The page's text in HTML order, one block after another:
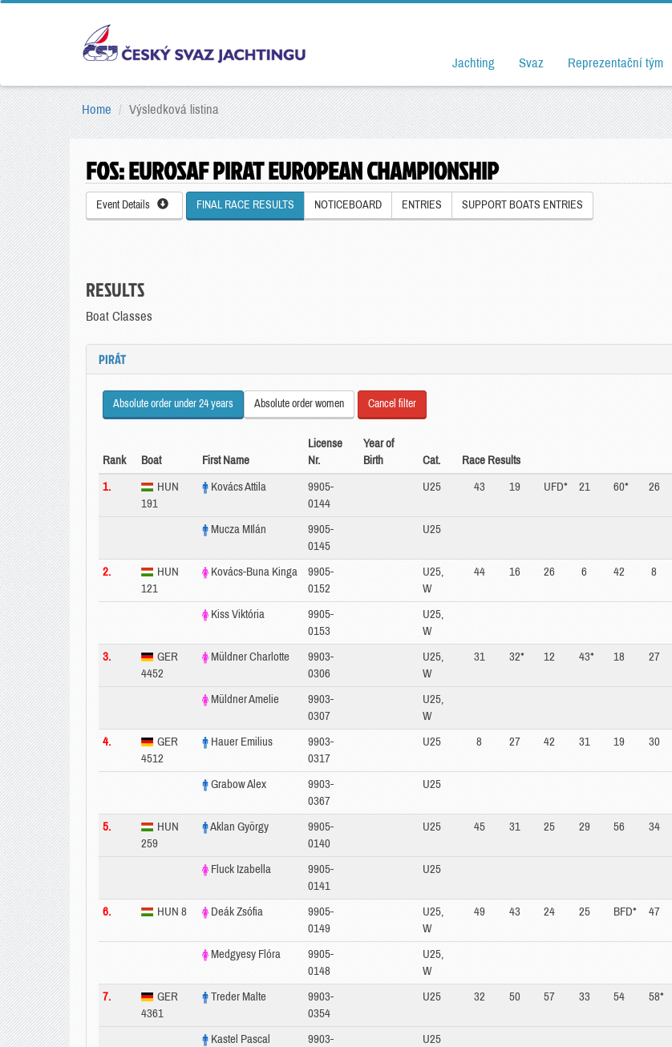
Jachting Svaz Reprezentační tým
Home Výsledková listina
FOS: EUROSAF PIRAT EUROPEAN CHAMPIONSHIP
Event Details FINAL RACE RESULTS NOTICEBOARD ENTRIES SUPPORT BOATS ENTRIES
RESULTS
Boat Classes
PIRÁT
Absolute order under 24 years Absolute order women Cancel filter
Rank Boat First Name
License
Nr.
Year of
Birth
Cat. Race Results
1.
HUN
191
Kovács Attila
9905-
0144
U25 43 19 UFD* 21 60* 26
Mucza MIlán
9905-
0145
U25
2.
HUN
121
Kovács-Buna Kinga
9905-
0152
U25,
W
44 16 26 6 42 8
Kiss Viktória
9905-
0153
U25,
W
3.
GER
4452
Müldner Charlotte
9903-
0306
U25,
W
31 32* 12 43* 18 27
Müldner Amelie
9903-
0307
U25,
W
4.
GER
4512
Hauer Emilius
9903-
0317
U25 8 27 42 31 19 30
Grabow Alex
9903-
0367
U25
5.
HUN
259
Aklan György
9905-
0140
U25 45 31 25 29 56 34
Fluck Izabella
9905-
0141
U25
6. HUN 8 Deák Zsófia
9905-
0149
U25,
W
49 43 24 25 BFD* 47
Medgyesy Flóra
9905-
0148
U25,
W
7.
GER
4361
Treder Malte
9903-
0354
U25 32 50 57 33 54 58*
Kastel Pascal
9903-
U25